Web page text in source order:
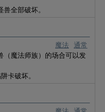
全部破坏。
魔法 通常
（魔法师族）的场合可以发
卡破坏。